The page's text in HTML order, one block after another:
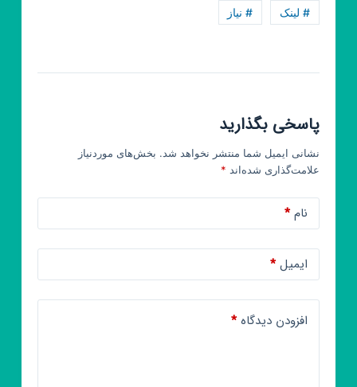
# لینک # نیاز
پاسخی بگذارید
نشانی ایمیل شما منتشر نخواهد شد. بخش‌های موردنیاز
علامت‌گذاری شده‌اند *
نام*
ایمیل*
افزودن دیدگاه*